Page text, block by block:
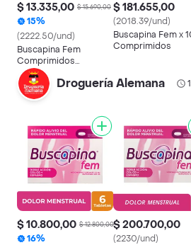
$ 13.335,00 $ 15.690,00
15%
(2222.50/und)
Buscapina Fem
Comprimidos
Recubiertos
$ 181.655,00
(2018.39/und)
Buscapina Fem x
Comprimidos
Droguería Alemana
$ 10.800,00 $ 12.800,00
16%
$ 200.700,00
(2230/und)